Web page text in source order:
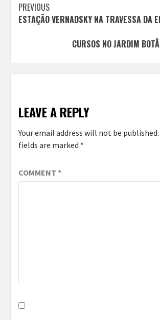
Continue
Reading
PREVIOUS
ESTAÇÃO VERNADSKY NA TRAVESSA DA
CURSOS NO JARDIM
LEAVE A REPLY
Your email address will not be published.
fields are marked *
COMMENT *